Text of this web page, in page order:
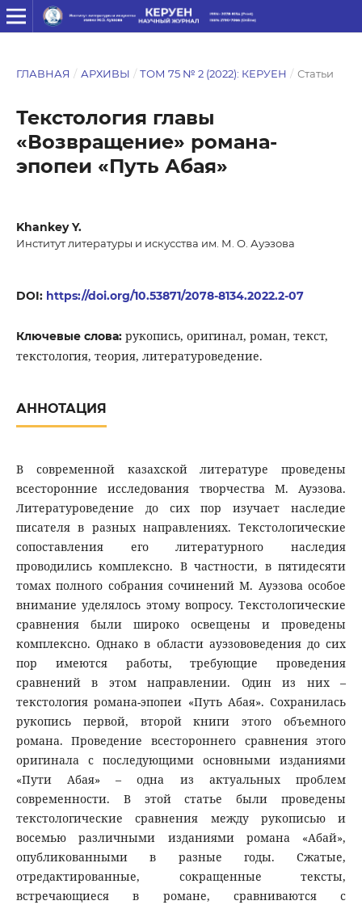
ГЛАВНАЯ / АРХИВЫ / ТОМ 75 № 2 (2022): КЕРУЕН / Статьи
Текстология главы
«Возвращение» романа-
эпопеи «Путь Абая»
Khankey Y.
Институт литературы и искусства им. М. О. Ауэзова
DOI: https://doi.org/10.53871/2078-8134.2022.2-07
Ключевые слова: рукопись, оригинал, роман, текст,
текстология, теория, литературоведение.
АННОТАЦИЯ
В современной казахской литературе проведены
всесторонние исследования творчества М. Ауэзова.
Литературоведение до сих пор изучает наследие
писателя в разных направлениях. Текстологические
сопоставления его литературного наследия
проводились комплексно. В частности, в пятидесяти
томах полного собрания сочинений М. Ауэзова особое
внимание уделялось этому вопросу. Текстологические
сравнения были широко освещены и проведены
комплексно. Однако в области ауэзововедения до сих
пор имеются работы, требующие проведения
сравнений в этом направлении. Один из них –
текстология романа-эпопеи «Путь Абая». Сохранилась
рукопись первой, второй книги этого объемного
романа. Проведение всестороннего сравнения этого
оригинала с последующими основными изданиями
«Пути Абая» – одна из актуальных проблем
современности. В этой статье были проведены
текстологические сравнения между рукописью и
восемью различными изданиями романа «Абай»,
опубликованными в разные годы. Сжатые,
отредактированные, сокращенные тексты,
встречающиеся в романе, сравниваются с